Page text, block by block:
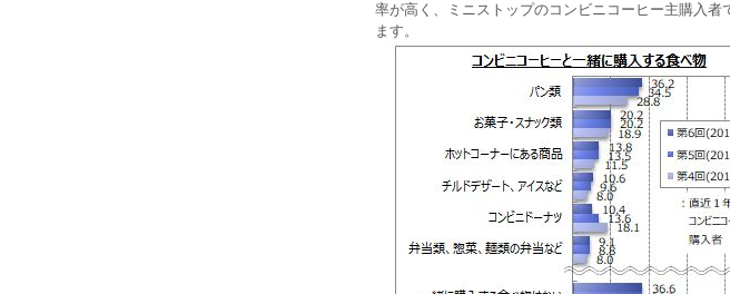
率が高く、ミニストップのコンビニコーヒー主購入
ます。